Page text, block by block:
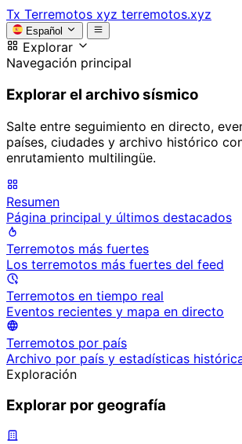
Tx Terremotos xyz terremotos.xyz
Español
Explorar
Navegación principal
Explorar el archivo sísmico
Salte entre seguimiento en directo,
países, ciudades y archivo histórico
enrutamiento multilingüe.
Resumen
Página principal y últimos destacados
Terremotos más fuertes
Los terremotos más fuertes del feed
Terremotos en tiempo real
Eventos recientes y mapa en directo
Terremotos por país
Archivo por país y estadísticas
Exploración
Explorar por geografía